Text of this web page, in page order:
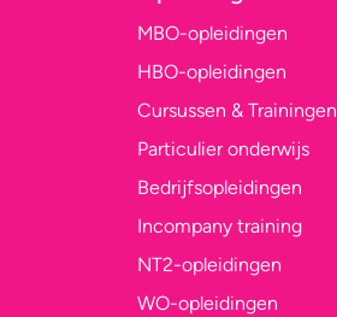
MBO-opleidingen
HBO-opleidingen
Cursussen & Trainingen
Particulier onderwijs
Bedrijfsopleidingen
Incompany training
NT2-opleidingen
WO-opleidingen